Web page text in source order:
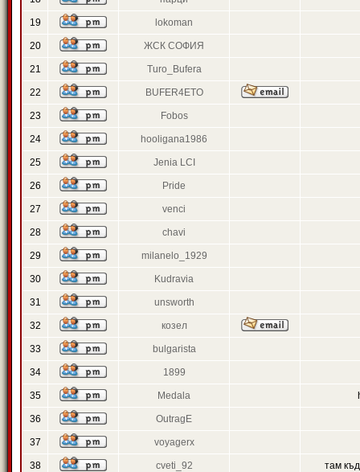
19 lokoman
20 ЖСК СОФИЯ
21 Turo_Bufera
22 BUFER4ETO
23 Fobos
24 hooligana1986
25 Jenia LCI
26 Pride
27 venci
28 chavi
29 milanelo_1929
30 Kudravia
31 unsworth
32 козел
33 bulgarista
34 1899
35 Medala
36 OutragE
37 voyagerx
38 cveti_92 там